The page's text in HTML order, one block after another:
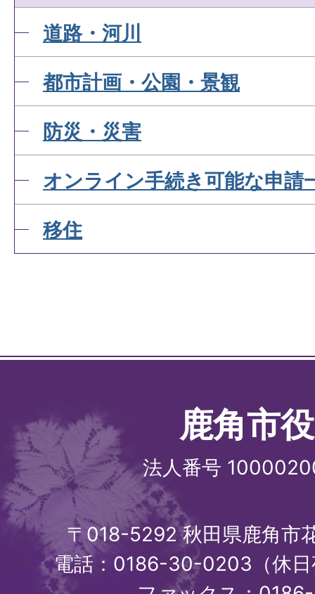
道路・河川
都市計画・公園・景観
防災・災害
オンライン手続き可能な申請
移住
鹿角市
法人番号
〒018-5292 秋田県鹿角市
電話：0186-30-0203（休